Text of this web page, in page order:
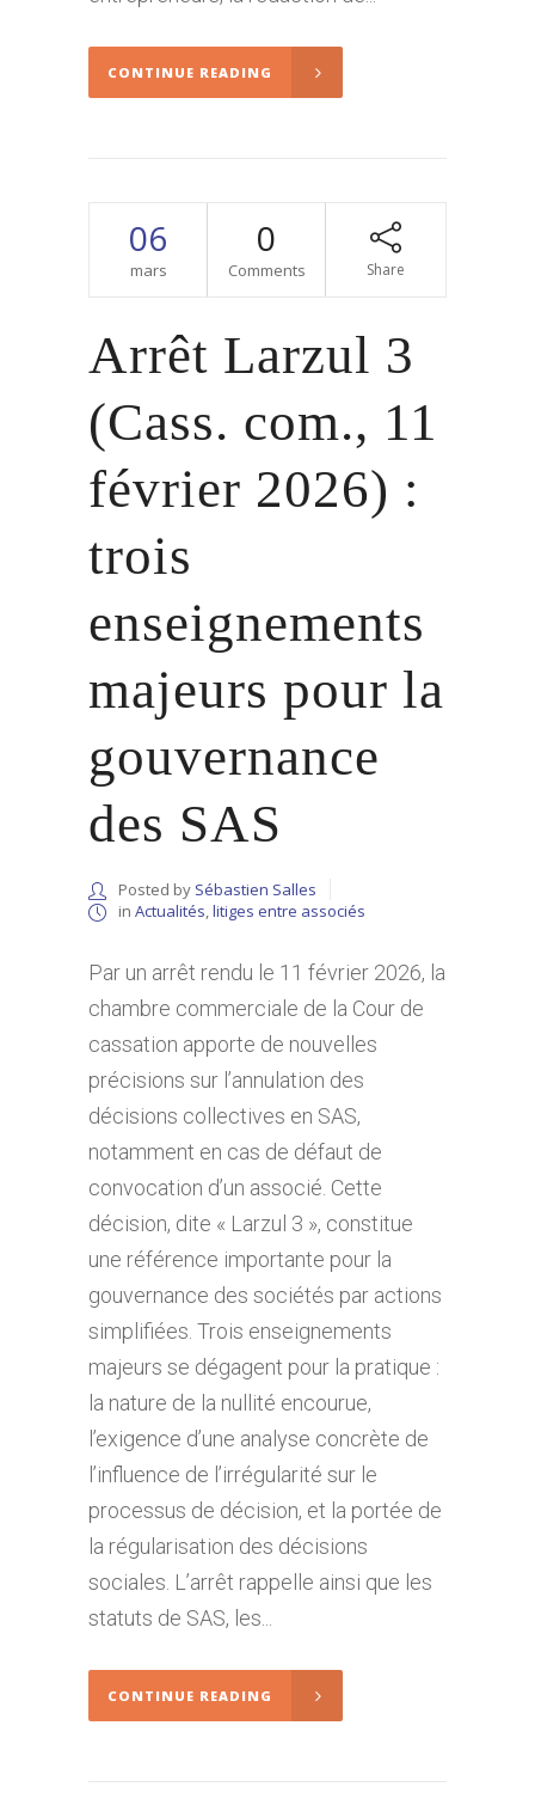
CONTINUE READING
06
mars
0
Comments Share
Arrêt Larzul 3
(Cass. com., 11
février 2026) :
trois
enseignements
majeurs pour la
gouvernance
des SAS
Posted by Sébastien Salles
in Actualités,litiges entre associés
Par un arrêt rendu le 11 février 2026, la
chambre commerciale de la Cour de
cassation apporte de nouvelles
précisions sur l’annulation des
décisions collectives en SAS,
notamment en cas de défaut de
convocation d’un associé. Cette
décision, dite « Larzul 3 », constitue
une référence importante pour la
gouvernance des sociétés par actions
simplifiées. Trois enseignements
majeurs se dégagent pour la pratique :
la nature de la nullité encourue,
l’exigence d’une analyse concrète de
l’influence de l’irrégularité sur le
processus de décision, et la portée de
la régularisation des décisions
sociales. L’arrêt rappelle ainsi que les
statuts de SAS, les...
CONTINUE READING